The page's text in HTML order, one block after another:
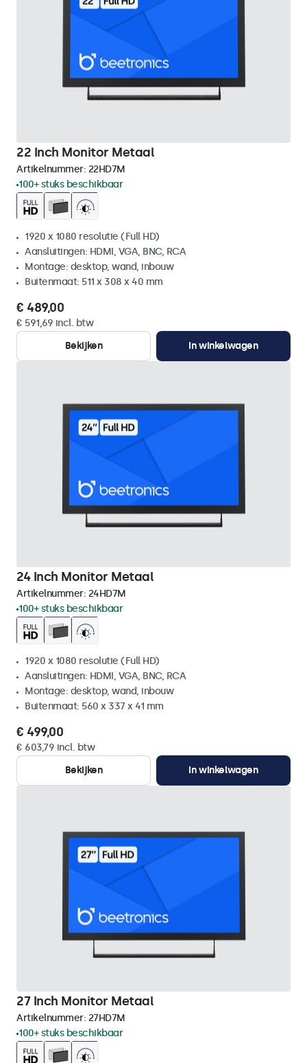
22 Inch Monitor Metaal
Artikelnummer: 22HD7M
100+ stuks beschikbaar
1920 x 1080 resolutie (Full HD)
Aansluitingen: HDMI, VGA, BNC, RCA
Montage: desktop, wand, inbouw
Buitenmaat: 511 x 308 x 40 mm
€ 489,00
€ 591,69 incl. btw
Bekijken
In winkelwagen
24 Inch Monitor Metaal
Artikelnummer: 24HD7M
100+ stuks beschikbaar
1920 x 1080 resolutie (Full HD)
Aansluitingen: HDMI, VGA, BNC, RCA
Montage: desktop, wand, inbouw
Buitenmaat: 560 x 337 x 41 mm
€ 499,00
€ 603,79 incl. btw
Bekijken
In winkelwagen
27 Inch Monitor Metaal
Artikelnummer: 27HD7M
100+ stuks beschikbaar